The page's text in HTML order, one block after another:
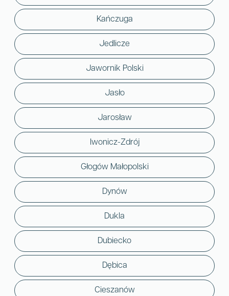
Kańczuga
Jedlicze
Jawornik Polski
Jasło
Jarosław
Iwonicz-Zdrój
Głogów Małopolski
Dynów
Dukla
Dubiecko
Dębica
Cieszanów